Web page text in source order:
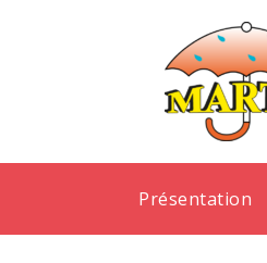
Présentation